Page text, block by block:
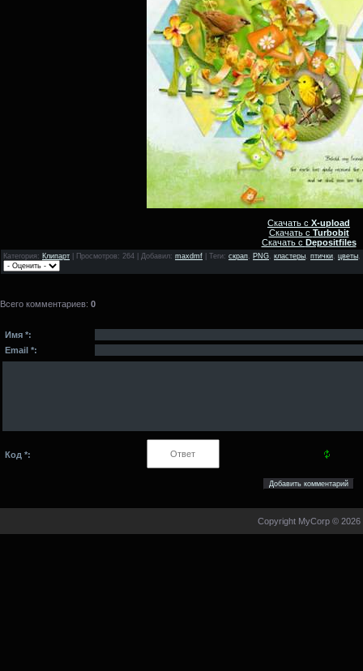
Скачать с X-upload
Скачать с Turbobit
Скачать с Depositfiles
Категория : Клипарт Просмотров: 264 | Добавил: maxdmf Теги: скрап PNG кластеры птички цветы
Всего комментариев: 0
Имя *:
Email *:
Код *:
Copyright MyCorp © 2026